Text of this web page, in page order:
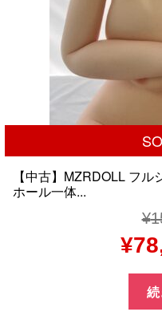
【中古】MZRDOLL フ
ホール一体...
¥
元
の
価
¥